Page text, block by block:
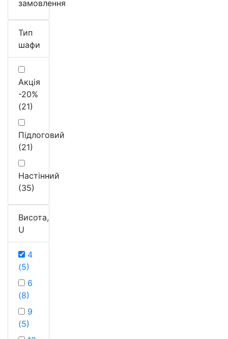
замовлення
Тип
шафи
Акція
-20%
(21)
Підлоговий
(21)
Настінний
(35)
Висота,
U
4
(5)
6
(8)
9
(5)